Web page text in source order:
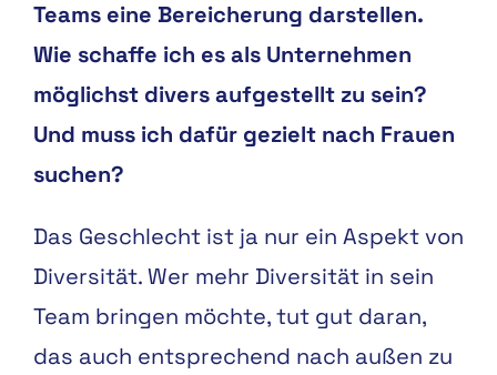
Teams eine Bereicherung darstellen.
Wie schaffe ich es als Unternehmen
möglichst divers aufgestellt zu sein?
Und muss ich dafür gezielt nach Frauen
suchen?
Das Geschlecht ist ja nur ein Aspekt von
Diversität. Wer mehr Diversität in sein
Team bringen möchte, tut gut daran,
das auch entsprechend nach außen zu